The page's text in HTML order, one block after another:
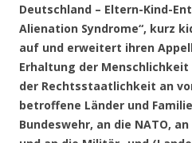
Deutschland – Eltern-Kind-
Alienation Syndrome“, kurz
auf und erweitert ihren
Erhaltung der
der Rechtsstaatlichkeit an
betroffene Länder und
Bundeswehr, an die NATO,